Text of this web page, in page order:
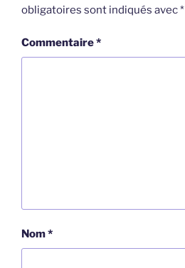
obligatoires sont indiqués avec*
Commentaire*
Nom*